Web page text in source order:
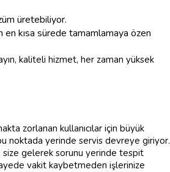
üretebiliyor.
kısa sürede tamamlamaya özen
kaliteli hizmet, her zaman yüksek
zorlanan kullanıcılar için büyük
noktada yerinde servis devreye giriyor.
size gelerek sorunu yerinde tespit
vakit kaybetmeden işlerinize